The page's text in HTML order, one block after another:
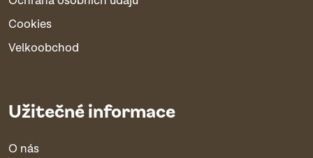
Cookies
Velkoobchod
Užitečné informace
O nás